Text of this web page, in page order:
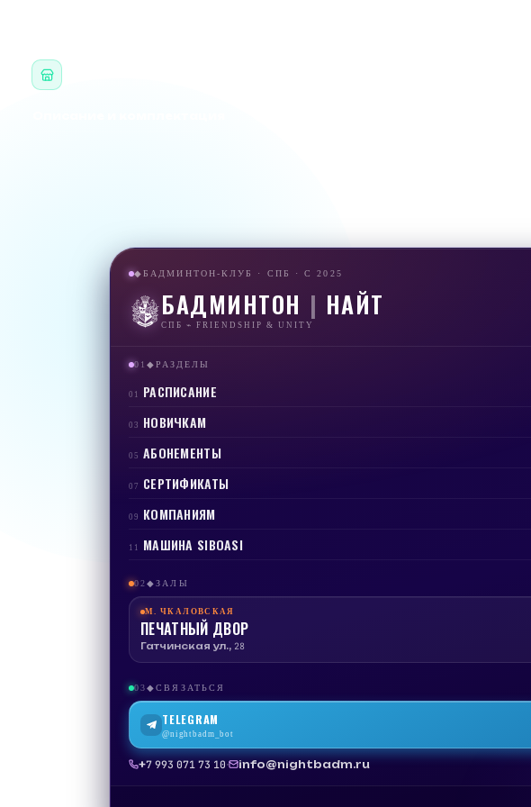
◆БАДМИНТОН-КЛУБ · СПБ · С 2025
БАДМИНТОН | НАЙТ
СПБ ⌁ FRIENDSHIP & UNITY
01◆РАЗДЕЛЫ
01 РАСПИСАНИЕ
03 НОВИЧКАМ
05 АБОНЕМЕНТЫ
07 СЕРТИФИКАТЫ
09 КОМПАНИЯМ
11 МАШИНА SIBOASI
02◆ЗАЛЫ
М.ЧКАЛОВСКАЯ
ПЕЧАТНЫЙ ДВОР
Гатчинская ул., 28
03◆СВЯЗАТЬСЯ
TELEGRAM
@nightbadm_bot
+7 993 071 73 10· info@nightbadm.ru